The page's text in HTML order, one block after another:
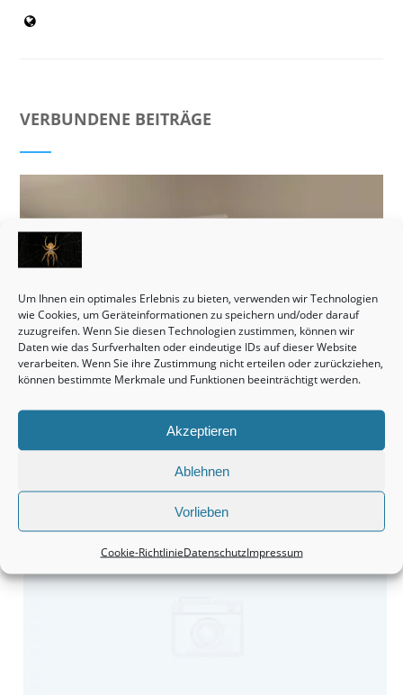
Um Ihnen ein optimales Erlebnis zu bieten, verwenden wir Technologien
wie Cookies, um Geräteinformationen zu speichern und/oder darauf
zuzugreifen. Wenn Sie diesen Technologien zustimmen, können wir
Daten wie das Surfverhalten oder eindeutige IDs auf dieser Website
verarbeiten. Wenn Sie ihre Zustimmung nicht erteilen oder zurückziehen,
können bestimmte Merkmale und Funktionen beeinträchtigt werden.
Akzeptieren
Ablehnen
Vorlieben
Cookie-RichtlinieDatenschutzImpressum
VERBUNDENE BEITRÄGE
Monteurzimmer Hannover: Schnell die passende Unterkunft